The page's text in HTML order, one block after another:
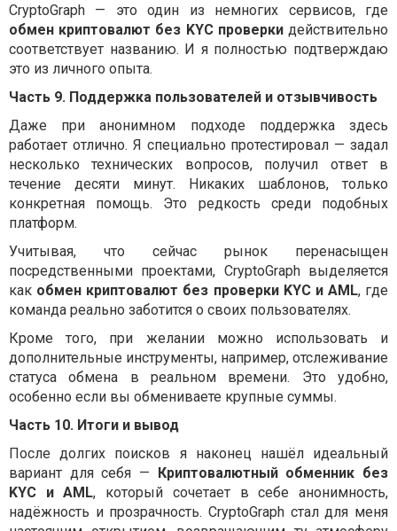
CryptoGraph — это один из немногих сервисов, где
обмен криптовалют без KYC проверкидействительно
соответствует названию. И я полностью подтверждаю
это из личного опыта.
Часть 9. Поддержка пользователей и отзывчивость
Даже при анонимном подходе поддержка здесь
работает отлично. Я специально протестировал — задал
несколько технических вопросов, получил ответ в
течение десяти минут. Никаких шаблонов, только
конкретная помощь. Это редкость среди подобных
платформ.
Учитывая, что сейчас рынок перенасыщен
посредственными проектами, CryptoGraph выделяется
как обмен криптовалют без проверки KYC и AML, где
команда реально заботится о своих пользователях.
Кроме того, при желании можно использовать и
дополнительные инструменты, например, отслеживание
статуса обмена в реальном времени. Это удобно,
особенно если вы обмениваете крупные суммы.
Часть 10. Итоги и вывод
После долгих поисков я наконец нашёл идеальный
вариант для себя — Криптовалютный обменник без
KYC и AML, который сочетает в себе анонимность,
надёжность и прозрачность. CryptoGraph стал для меня